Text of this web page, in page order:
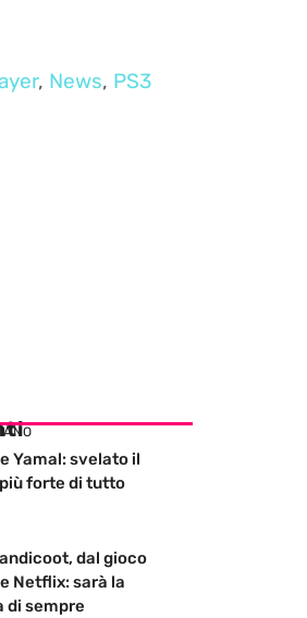
, News, PS3
Yamal: svelato il
forte di tutto
dal gioco
Netflix: sarà la
di sempre